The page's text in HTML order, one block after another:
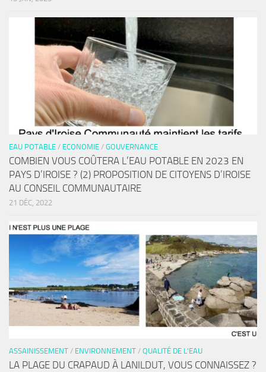
EAU POTABLE / ECONOMIE / GOUVERNANCE
COMBIEN VOUS COÛTERA L’EAU POTABLE EN 2023 EN
PAYS D’IROISE ? (2) PROPOSITION DE CITOYENS D’IROISE
AU CONSEIL COMMUNAUTAIRE
21 DÉC, 2022
ASSAINISSEMENT / ENVIRONNEMENT / QUALITÉ DE L'EAU
LA PLAGE DU CRAPAUD À LANILDUT, VOUS CONNAISSEZ ?